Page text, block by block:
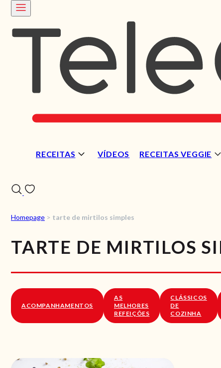
RECEITAS VÍDEOS RECEITAS VEGGIE
Homepage > tarte de mirtilos simples
TARTE DE MIRTILOS
ACOMPANHAMENTOS
AS
MELHORES
REFEIÇÕES
CLÁSSICOS
DE
COZINHA